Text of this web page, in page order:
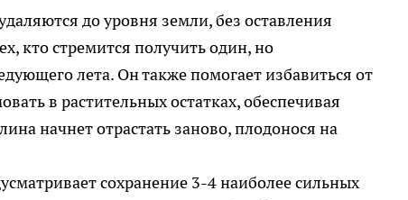
до уровня земли, без оставления
кто стремится получить один, но
лета. Он также помогает избавиться от
в растительных остатках, обеспечивая
начнет отрастать заново, плодонося на
сохранение 3-4 наиболее сильных